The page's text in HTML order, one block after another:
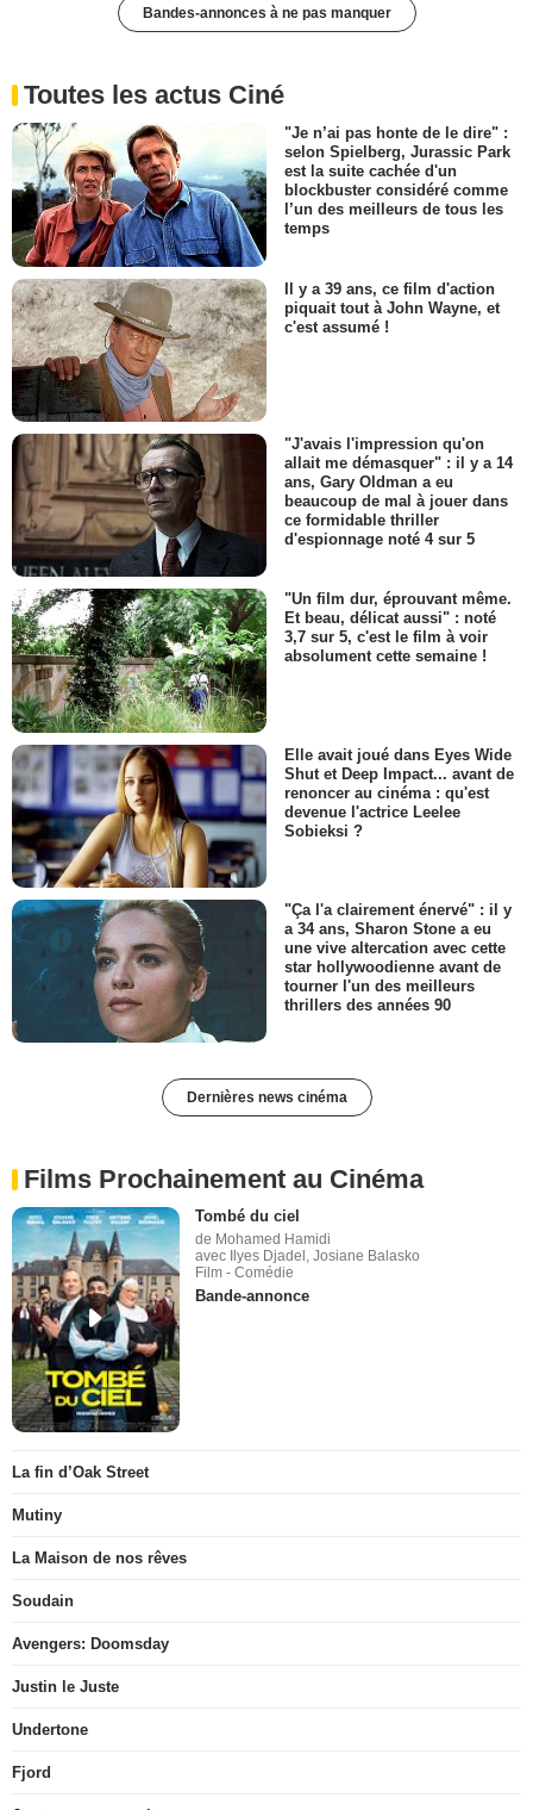
Bandes-annonces à ne pas manquer
Toutes les actus Ciné
"Je n’ai pas honte de le dire" :
selon Spielberg, Jurassic Park
est la suite cachée d'un
blockbuster considéré comme
l’un des meilleurs de tous les
temps
Il y a 39 ans, ce film d'action
piquait tout à John Wayne, et
c'est assumé !
"J'avais l'impression qu'on
allait me démasquer" : il y a 14
ans, Gary Oldman a eu
beaucoup de mal à jouer dans
ce formidable thriller
d'espionnage noté 4 sur 5
"Un film dur, éprouvant même.
Et beau, délicat aussi" : noté
3,7 sur 5, c'est le film à voir
absolument cette semaine !
Elle avait joué dans Eyes Wide
Shut et Deep Impact... avant de
renoncer au cinéma : qu'est
devenue l'actrice Leelee
Sobieksi ?
"Ça l'a clairement énervé" : il y
a 34 ans, Sharon Stone a eu
une vive altercation avec cette
star hollywoodienne avant de
tourner l'un des meilleurs
thrillers des années 90
Dernières news cinéma
Films Prochainement au Cinéma
Tombé du ciel
de Mohamed Hamidi
avec Ilyes Djadel, Josiane Balasko
Film - Comédie
Bande-annonce
La fin d’Oak Street
Mutiny
La Maison de nos rêves
Soudain
Avengers: Doomsday
Justin le Juste
Undertone
Fjord